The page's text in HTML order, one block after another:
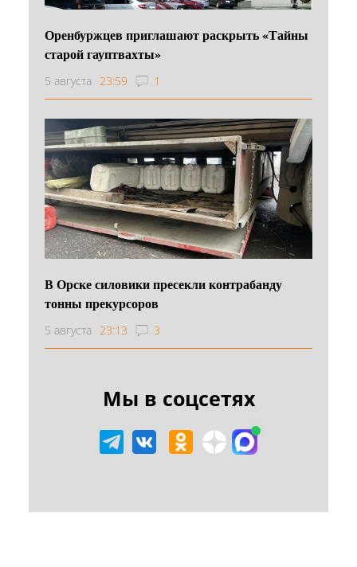
Оренбуржцев приглашают раскрыть «Тайны
старой гауптвахты»
5 августа 23:59 1
В Орске силовики пресекли контрабанду
тонны прекурсоров
5 августа 23:13 3
Мы в соцсетях